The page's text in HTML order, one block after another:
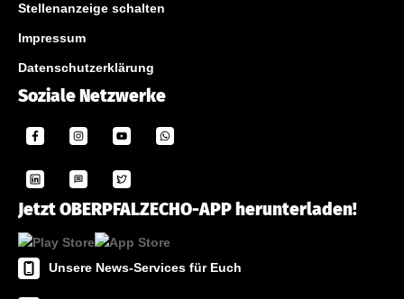
Stellenanzeige schalten
Impressum
Datenschutzerklärung
Soziale Netzwerke
Jetzt OBERPFALZECHO-APP herunterladen!
Unsere News-Services für Euch